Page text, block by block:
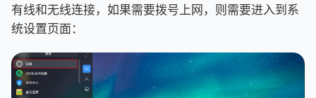
有线和无线连接，如果需要拨号上网，则需要进入到系
统设置页面：